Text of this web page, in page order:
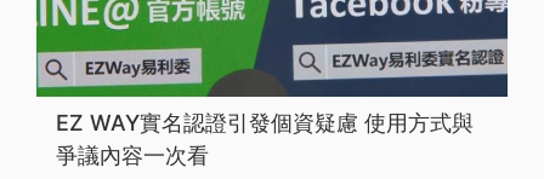
EZ WAY實名認證引發個資疑慮 使用方式與
爭議內容一次看